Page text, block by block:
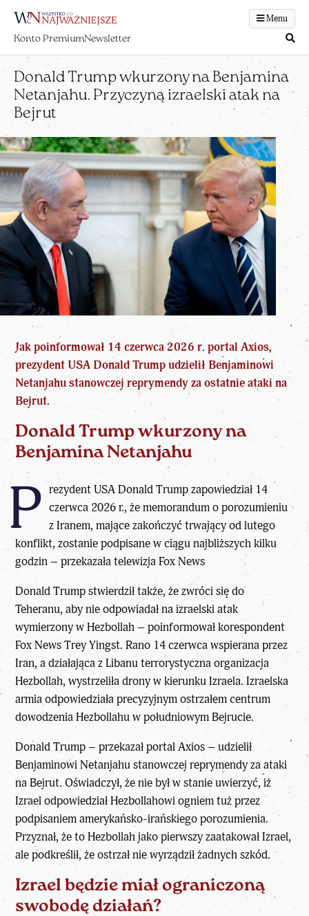
Menu
Konto PremiumNewsletter
Donald Trump wkurzony na Benjamina
Netanjahu. Przyczyną izraelski atak na
Bejrut
Jak poinformował 14 czerwca 2026 r. portal Axios,
prezydent USA Donald Trumpudzielił Benjaminowi
Netanjahu stanowczej reprymendyza ostatnie ataki na
Bejrut.
Donald Trump wkurzony na
Benjamina Netanjahu
P rezydent USA Donald Trump zapowiedział 14
czerwca 2026 r., że memorandum o porozumieniu
z Iranem, mające zakończyć trwający od lutego
konflikt, zostanie podpisane w ciągu najbliższych kilku
godzin – przekazała telewizja Fox News
Donald Trump stwierdził także, że zwróci się do
Teheranu, aby nie odpowiadał naizraelski atak
wymierzony w Hezbollah– poinformował korespondent
Fox News Trey Yingst. Rano 14 czerwca wspierana przez
Iran, a działająca z Libanu terrorystyczna organizacja
Hezbollah, wystrzeliła drony w kierunku Izraela. Izraelska
armia odpowiedziała precyzyjnym ostrzałem centrum
dowodzenia Hezbollahu w południowym Bejrucie.
Donald Trump – przekazał portal Axios – udzielił
Benjaminowi Netanjahu stanowczej reprymendy za ataki
na Bejrut. Oświadczył, że nie był w stanie uwierzyć, iż
Izrael odpowiedział Hezbollahowi ogniem tuż przez
podpisaniem amerykańsko-irańskiego porozumienia.
Przyznał, że to Hezbollah jako pierwszy zaatakował Izrael,
ale podkreślił, że ostrzał nie wyrządził żadnych szkód.
Izrael będzie miał ograniczoną
swobodę działań?